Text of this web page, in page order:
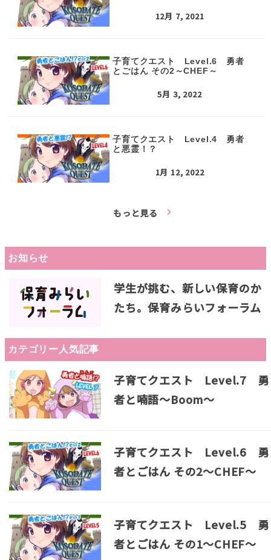
12月 7, 2021
子育てクエスト Level.6 勇者
とごはん その2～CHEF～
5月 3, 2022
子育てクエスト Level.4 勇者
と悪霊！？
1月 12, 2022
もっと見る
お知らせ
学生が挑む、新しい保育のか
たち。保育みらいフォーラム
カテゴリー人気記事
子育てクエスト Level.7 勇
者と喃語～Boom～
子育てクエスト Level.6 勇
者とごはん その2～CHEF～
子育てクエスト Level.5 勇
者とごはん その1～CHEF～